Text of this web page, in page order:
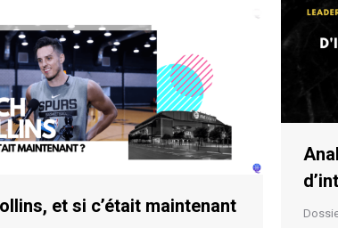
et si c’était maintenant